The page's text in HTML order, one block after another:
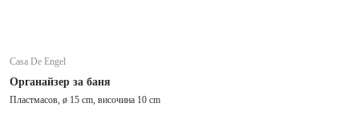
Casa De Engel
Органайзер за баня
Пластмасов, ø 15 cm, височина 10 cm